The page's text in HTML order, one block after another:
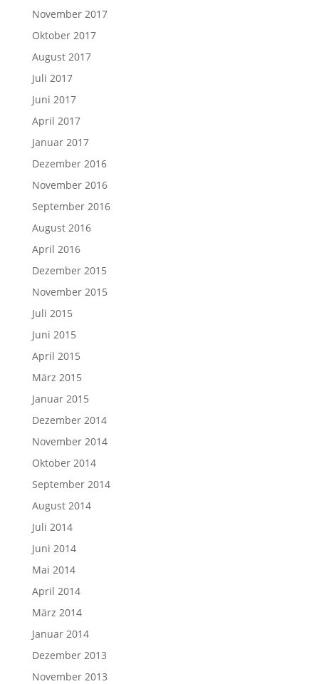
November 2017
Oktober 2017
August 2017
Juli 2017
Juni 2017
April 2017
Januar 2017
Dezember 2016
November 2016
September 2016
August 2016
April 2016
Dezember 2015
November 2015
Juli 2015
Juni 2015
April 2015
März 2015
Januar 2015
Dezember 2014
November 2014
Oktober 2014
September 2014
August 2014
Juli 2014
Juni 2014
Mai 2014
April 2014
März 2014
Januar 2014
Dezember 2013
November 2013